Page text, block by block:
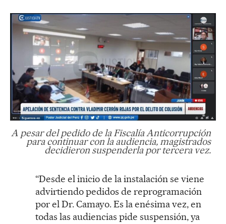
A pesar del pedido de la Fiscalía Anticorrupción
para continuar con la audiencia, magistrados
decidieron suspenderla por tercera vez.
“Desde el inicio de la instalación se viene
advirtiendo pedidos de reprogramación
por el Dr. Camayo. Es la enésima vez, en
todas las audiencias pide suspensión, ya